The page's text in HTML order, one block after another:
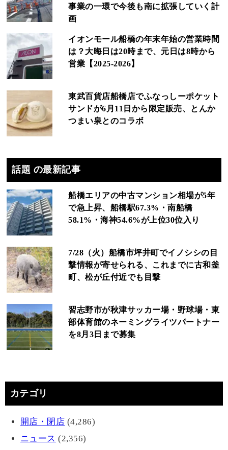
事業の一環で今後も南に拡張していく計
画
イオンモール船橋の年末年始の営業時間
は？大晦日は20時まで、元日は8時から
営業【2025-2026】
東武百貨店船橋店でふなっしーポケット
サンドが6月11日から限定販売、とんか
つまい泉とのコラボ
話題 の最新記事
船橋エリアの中古マンション相場が5年
で急上昇、船橋駅67.3%・南船橋
58.1%・海神54.6%が上位30位入り
7/28（火）船橋市坪井町でイノシシの目
撃情報が寄せられる、これまでに古和釜
町、松が丘付近でも目撃
習志野市が秋津サッカー場・野球場・東
部体育館のネーミングライツパートナー
を8月3日まで募集
カテゴリ
開店・閉店 (4,286)
ニュース (2,356)